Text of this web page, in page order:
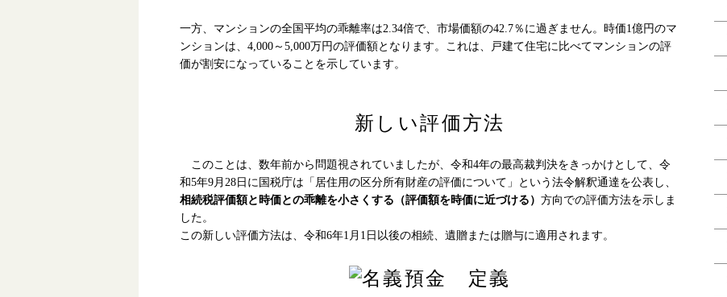
一方、マンションの全国平均の乖離率は2.34倍で、市場価額の42.7％に過ぎません。時価1億円のマ
ンションは、4,000～5,000万円の評価額となります。これは、戸建て住宅に比べてマンションの評
価が割安になっていることを示しています。
新しい評価方法
このことは、数年前から問題視されていましたが、令和4年の最高裁判決をきっかけとして、令
和5年9月28日に国税庁は「居住用の区分所有財産の評価について」という法令解釈通達を公表し、
相続税評価額と時価との乖離を小さくする（評価額を時価に近づける）方向での評価方法を示しま
した。
この新しい評価方法は、令和6年1月1日以後の相続、遺贈または贈与に適用されます。